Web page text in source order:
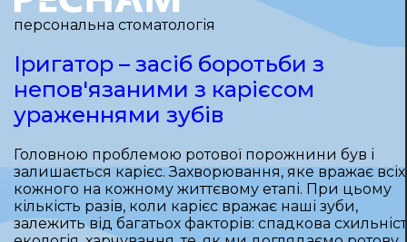
персональна стоматологія
Іригатор – засіб боротьби з
непов'язаними з карієсом
ураженнями зубів
Головною проблемою ротової порожнини був і
залишається карієс. Захворювання, яке вражає всіх
кожного на кожному життєвому етапі. При цьому
кількість разів, коли карієс вражає наші зуби,
залежить від багатьох факторів: спадкова